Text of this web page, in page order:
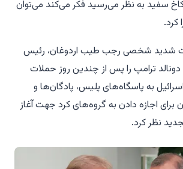
سفید به نظر می‌رسید فکر می‌کند می‌توان
کرد.
شدید شخصی رجب طیب اردوغان، رئیس
دونالد ترامپ را پس از چندین روز حملات
به پاسگاه‌های پلیس، پادگان‌ها و
اجازه دادن به گروه‌های کرد جهت آغاز
نظر کرد.